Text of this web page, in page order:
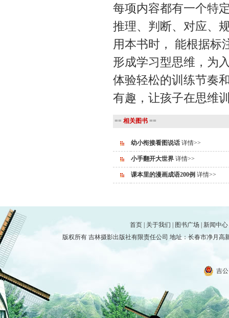
每项内容都有一个特
推理、判断、对应、
用本书时， 能根据标
形成学习型思维，为
体验轻松的训练节奏
有趣，让孩子在思维
== 相关图书 ==
幼小衔接看图说话 详情>>
小手翻开大世界 详情>>
课本里的漫画成语200例 详情>>
首页 关于我们 图书广场 新闻中心
版权所有 吉林摄影出版社有限责任公司 地址：长春市净月高
吉公